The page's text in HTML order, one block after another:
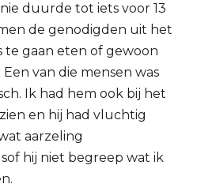
duurde tot iets voor 13
de genodigden uit het
te gaan eten of gewoon
van die mensen was
Ik had hem ook bij het
en hij had vluchtig
aarzeling
hij niet begreep wat ik